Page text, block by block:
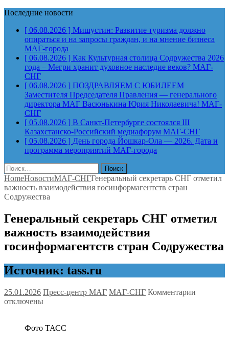
Последние новости
[ 06.08.2026 ] Мишустин: Развитие туризма должно
опираться и на запросы граждан, и на мнение бизнеса
МАГ-города
[ 06.08.2026 ] Как Культурная столица Содружества 2026
года – Мегри хранит духовное наследие веков? МАГ-
СНГ
[ 06.08.2026 ] ПОЗДРАВЛЯЕМ С ЮБИЛЕЕМ
Заместителя Председателя Правления — генерального
директора МАГ Васюнькина Юрия Николаевича! МАГ-
СНГ
[ 05.08.2026 ] В Санкт-Петербурге состоялся III
Казахстанско-Российский медиафорум МАГ-СНГ
[ 05.08.2026 ] День города Йошкар-Ола — 2026. Дата и
программа мероприятий МАГ-города
Найти:
HomeНовостиМАГ-СНГГенеральный секретарь СНГ отметил
важность взаимодействия госинформагентств стран
Содружества
Генеральный секретарь СНГ отметил
важность взаимодействия
госинформагентств стран Содружества
Источник: tass.ru
25.01.2026 Пресс-центр МАГ МАГ-СНГ Комментарии
отключены
Фото ТАСС